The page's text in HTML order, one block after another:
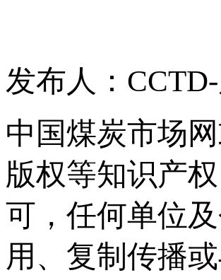
发布人：
中国煤炭市场
版权等知识产
可，任何单位
用、复制传播